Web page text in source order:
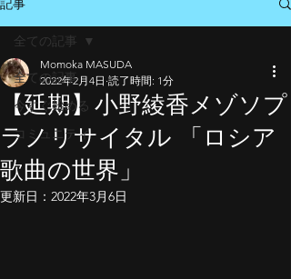
全ての記事
今すぐ始める
コミュニティ
全ての記事
【延期】小野綾香メゾソプ
ラノリサイタル 「ロシア
歌曲の世界」
Momoka MASUDA
2022年2月4日 読了時間: 1分
更新日： 2022年3月6日